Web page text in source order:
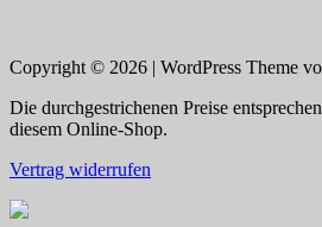
Copyright © 2026 | WordPress Theme
Die durchgestrichenen Preise
diesem Online-Shop.
Vertrag widerrufen